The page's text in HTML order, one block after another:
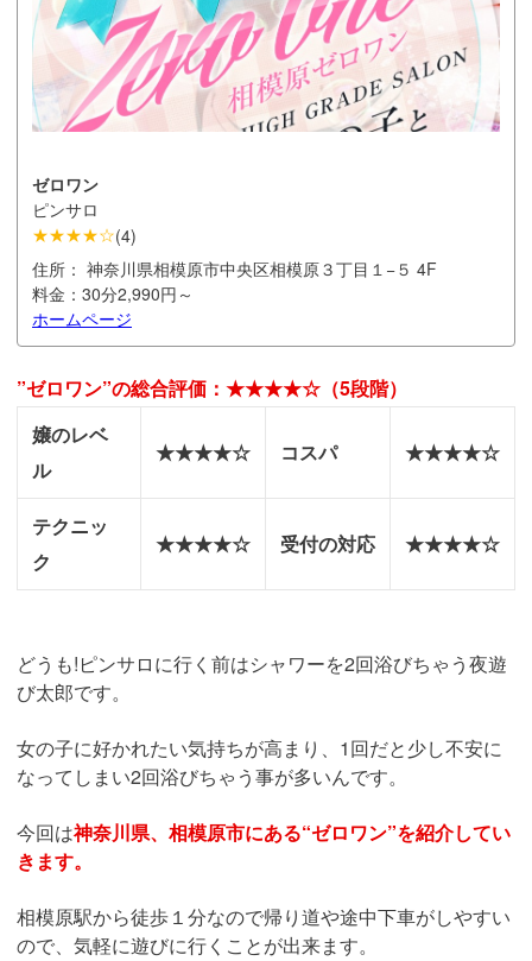
ゼロワン
ピンサロ
★★★★☆(4)
住所： 神奈川県相模原市中央区相模原３丁目１−５ 4F
料金： 30分2,990円～
ホームページ
”ゼロワン”の総合評価：★★★★☆（5段階）
嬢のレベ
ル
★★★★☆ コスパ ★★★★☆
テクニッ
ク
★★★★☆ 受付の対応 ★★★★☆
どうも!ピンサロに行く前はシャワーを2回浴びちゃう夜遊
び太郎です。
女の子に好かれたい気持ちが高まり、1回だと少し不安に
なってしまい2回浴びちゃう事が多いんです。
今回は神奈川県、相模原市にある“ゼロワン”を紹介してい
きます。
相模原駅から徒歩１分なので帰り道や途中下車がしやすい
ので、気軽に遊びに行くことが出来ます。